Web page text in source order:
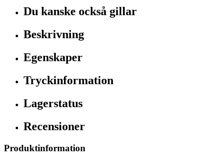
Du kanske också gillar
Beskrivning
Egenskaper
Tryckinformation
Lagerstatus
Recensioner
Produktinformation